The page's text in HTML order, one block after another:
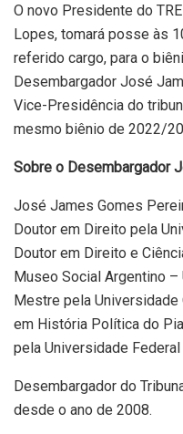
O novo Presidente do
Lopes, tomará posse às
referido cargo, para o
Desembargador José
Vice-Presidência do
mesmo biênio de 2022/
Sobre o Desembargador
José James Gomes
Doutor em Direito pela
Doutor em Direito e
Museo Social Argentino –
Mestre pela
em História Política do
pela Universidade
Desembargador do
desde o ano de 2008.